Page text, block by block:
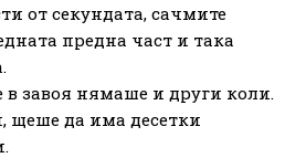
от секундата, сачмите
предна част и така
завоя нямаше и други коли.
щеше да има десетки